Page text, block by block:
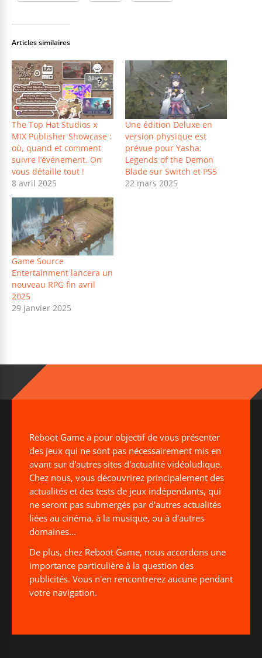
Articles similaires
The Top Hat Studios x
MIX Publisher Showcase :
où, quand et comment
suivre l’événement. On
vous détaille tout !
8 avril 2025
Une édition Deluxe en
version physique est
prévue pour Yasha:
Legends of the Demon
Blade sur Switch et PS5
22 mars 2025
Game Source
Entertainment lancera un
nouveau RPG fin avril
2025
29 janvier 2025
Reboot Game a pour objectif de vous présenter
des jeux qui ne sont pas nécessairement mis en
avant sur d'autres sites d'actualité vidéoludique.
Chez nous, vous découvrirez principalement des
actualités et des tests de jeux indépendants, qui
ne seront pas submergés par d'autres actualités
liées au cinéma, à la musique, ou à d'autres
domaines...
De plus, chez Reboot Game, nous accordons une
importance particulière à la question des
publicités. Vous n'en rencontrerez aucune pendant
votre navigation.